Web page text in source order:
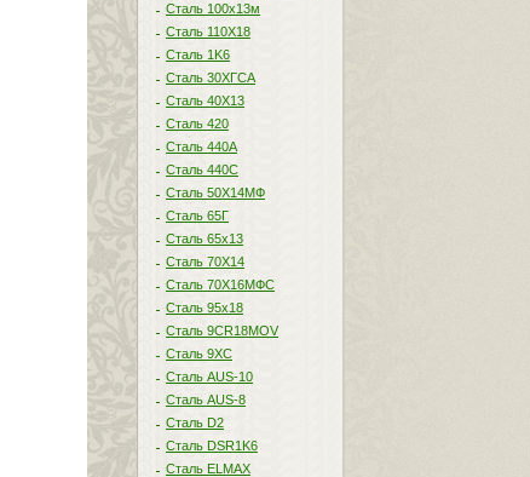
Сталь 100х13м
Сталь 110Х18
Сталь 1K6
Сталь 30ХГСА
Сталь 40Х13
Сталь 420
Сталь 440A
Сталь 440С
Сталь 50Х14МФ
Сталь 65Г
Сталь 65х13
Сталь 70Х14
Сталь 70Х16МФС
Сталь 95х18
Сталь 9CR18MOV
Сталь 9ХС
Сталь AUS-10
Сталь AUS-8
Сталь D2
Сталь DSR1K6
Сталь ELMAX